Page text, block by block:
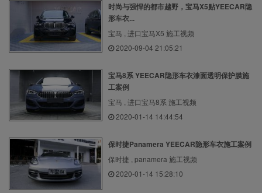
时尚与强悍的都市越野，宝马X5贴YEECAR隐
形车衣...
宝马 , 进口宝马X5 施工视频
2020-09-04 21:05:21
宝马8系 YEECAR隐形车衣漆面透明保护膜施
工案例
宝马 , 进口宝马8系 施工视频
2020-01-14 14:44:54
保时捷Panamera YEECAR隐形车衣施工案例
保时捷 , panamera 施工视频
2020-01-14 15:28:10